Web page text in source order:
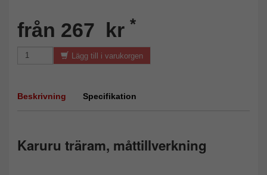
från 267 kr *
Lägg till i varukorgen
Beskrivning Specifikation
Karuru träram, måttillverkning